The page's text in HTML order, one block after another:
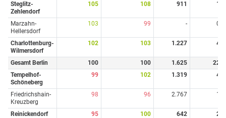
Steglitz-
Zehlendorf
105 108 911 1
Marzahn-
Hellersdorf
103 99 - 0
Charlottenburg-
Wilmersdorf
102 103 1.227 4
Gesamt Berlin 100 100 1.625
22
Tempelhof-
Schöneberg
99 102 1.319 4
Friedrichshain-
Kreuzberg
98 96 2.767 1
Reinickendorf 95 100 642
2